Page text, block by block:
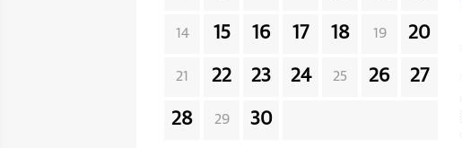
14 15 16 17 18 19 20
21 22 23 24 25 26 27
28 29 30